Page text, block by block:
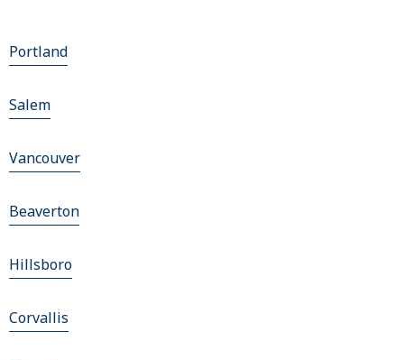
Portland
Salem
Vancouver
Beaverton
Hillsboro
Corvallis